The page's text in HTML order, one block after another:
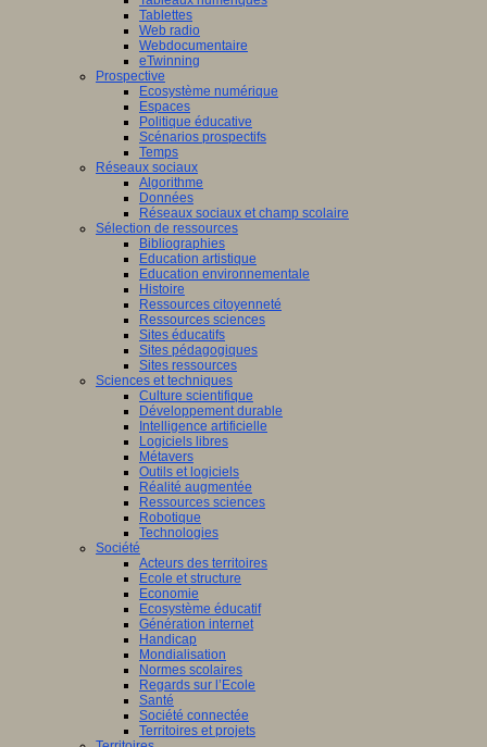
Tablettes
Web radio
Webdocumentaire
eTwinning
Prospective
Ecosystème numérique
Espaces
Politique éducative
Scénarios prospectifs
Temps
Réseaux sociaux
Algorithme
Données
Réseaux sociaux et champ scolaire
Sélection de ressources
Bibliographies
Education artistique
Education environnementale
Histoire
Ressources citoyenneté
Ressources sciences
Sites éducatifs
Sites pédagogiques
Sites ressources
Sciences et techniques
Culture scientifique
Développement durable
Intelligence artificielle
Logiciels libres
Métavers
Outils et logiciels
Réalité augmentée
Ressources sciences
Robotique
Technologies
Société
Acteurs des territoires
Ecole et structure
Economie
Ecosystème éducatif
Génération internet
Handicap
Mondialisation
Normes scolaires
Regards sur l’Ecole
Santé
Société connectée
Territoires et projets